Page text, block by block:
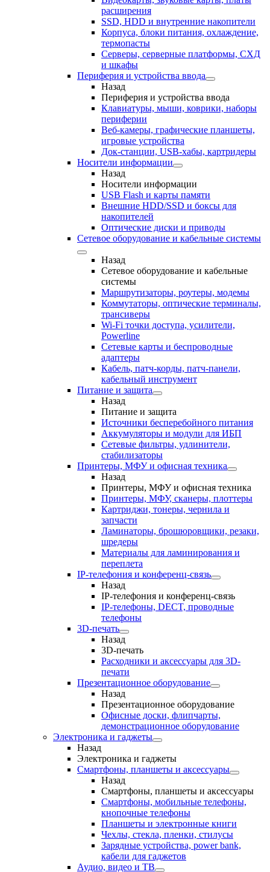
расширения
SSD, HDD и внутренние накопители
Корпуса, блоки питания, охлаждение,
термопасты
Серверы, серверные платформы, СХД
и шкафы
Периферия и устройства ввода
Назад
Периферия и устройства ввода
Клавиатуры, мыши, коврики, наборы
периферии
Веб-камеры, графические планшеты,
игровые устройства
Док-станции, USB-хабы, картридеры
Носители информации
Назад
Носители информации
USB Flash и карты памяти
Внешние HDD/SSD и боксы для
накопителей
Оптические диски и приводы
Сетевое оборудование и кабельные системы
Назад
Сетевое оборудование и кабельные
системы
Маршрутизаторы, роутеры, модемы
Коммутаторы, оптические терминалы,
трансиверы
Wi-Fi точки доступа, усилители,
Powerline
Сетевые карты и беспроводные
адаптеры
Кабель, патч-корды, патч-панели,
кабельный инструмент
Питание и защита
Назад
Питание и защита
Источники бесперебойного питания
Аккумуляторы и модули для ИБП
Сетевые фильтры, удлинители,
стабилизаторы
Принтеры, МФУ и офисная техника
Назад
Принтеры, МФУ и офисная техника
Принтеры, МФУ, сканеры, плоттеры
Картриджи, тонеры, чернила и
запчасти
Ламинаторы, брошюровщики, резаки,
шредеры
Материалы для ламинирования и
переплета
IP-телефония и конференц-связь
Назад
IP-телефония и конференц-связь
IP-телефоны, DECT, проводные
телефоны
3D-печать
Назад
3D-печать
Расходники и аксессуары для 3D-
печати
Презентационное оборудование
Назад
Презентационное оборудование
Офисные доски, флипчарты,
демонстрационное оборудование
Электроника и гаджеты
Назад
Электроника и гаджеты
Смартфоны, планшеты и аксессуары
Назад
Смартфоны, планшеты и аксессуары
Смартфоны, мобильные телефоны,
кнопочные телефоны
Планшеты и электронные книги
Чехлы, стекла, пленки, стилусы
Зарядные устройства, power bank,
кабели для гаджетов
Аудио, видео и ТВ